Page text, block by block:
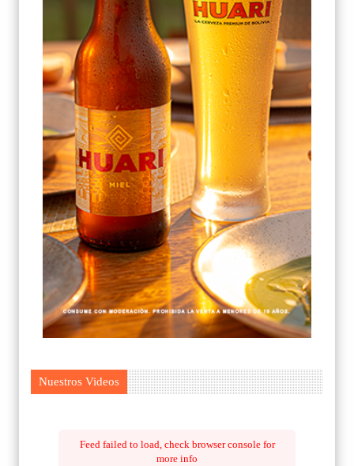
Nuestros Videos
Feed failed to load, check browser console for
more info